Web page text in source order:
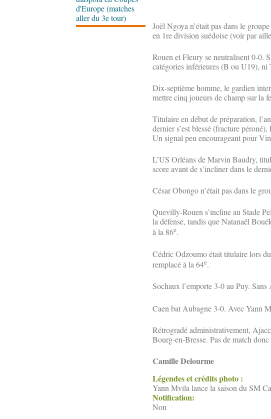
d'Europe (matches
aller du 3e tour)
Joël Ngoya n’était pas dans le
en 1re division suédoise (voir par
Rouen et Fleury se neutralisent 0-0.
catégories inférieures (B ou U19),
Dix-septième homme, le gardien
mettre cinq joueurs de champ sur la
Titulaire en début de préparation,
dernier s’est blessé (fracture
Un signal peu encourageant pour
L’US Orléans de Marvin Baudry,
score avant de s’incliner dans le
César Obongo n’était pas dans le
Quevilly-Rouen s’incline au Stade
la défense, tandis que Natanaël
à la 86e.
Cédric Odzoumo était titulaire lors
remplacé à la 64e.
Sochaux l’emporte 3-0 au Puy.
Caen bat Aubagne 3-0. Avec Yann
Rétrogradé administrativement,
Bourg-en-Bresse. Pas de match
Camille Delourme
Légendes et crédits photo :
Yann Mvila lance la saison du SM
Notification:
Non